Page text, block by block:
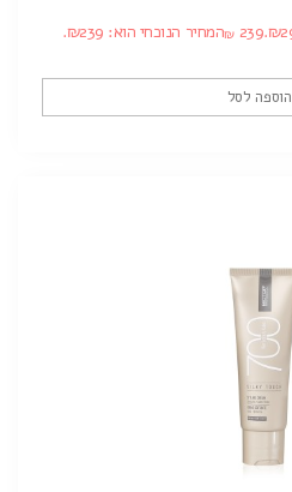
₪ 239 המחיר הנוכחי הוא: ₪239.
הוספה לסל